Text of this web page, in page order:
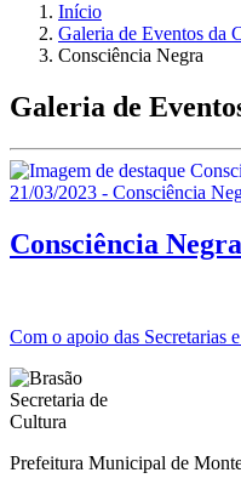
Início
Galeria de Eventos da
Consciência Negra
Galeria de
21/03/2023 - Consciência
Consciência Negra
Com o apoio das Secretarias
Prefeitura Municipal de